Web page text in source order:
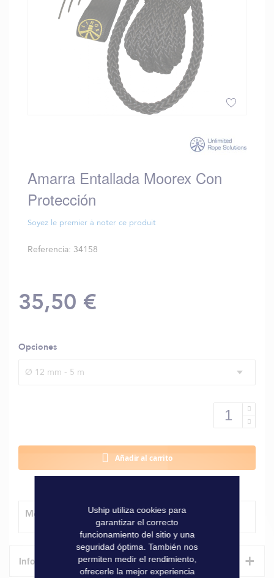
la
galería
de
Amarra Entallada Moorex Con
Protección
Soyez le premier à noter ce produit
Referencia 34158
35,50 €
Opciones
Ø 12 mm - 5 m
Añadir al carrito
Método de entrega
Informaciones técnicas +
Uship utiliza cookies para
garantizar el correcto
funcionamiento del sitio y una
seguridad óptima. También nos
permiten medir el rendimiento,
ofrecerle la mejor experiencia